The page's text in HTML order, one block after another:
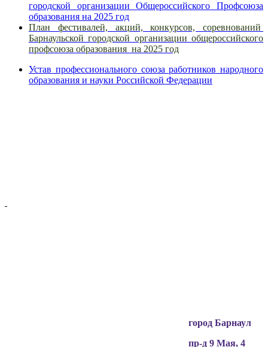
городской организации Общероссийского Проф­союза
образования на 2025 год
План фестивалей, акций, конкурсов, соревнований
Барнаульской городской организации общероссийского
профсоюза образования на 2025 год
Устав профессионального союза работников народного
образования и науки Российской Федерации
город Барнаул
пр-д 9 Мая, 4